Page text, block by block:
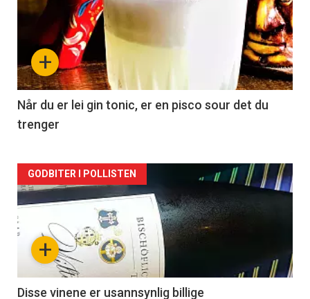
akkurat
nå
-
2
+
Når du er lei gin tonic, er en pisco sour det du
trenger
Forsiden
akkurat
nå
3
+
GODBITER I POLLISTEN
Disse vinene er usannsynlig billige